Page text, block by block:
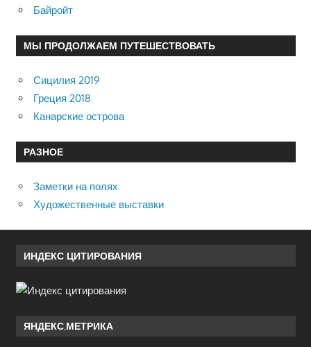
Байройт
МЫ ПРОДОЛЖАЕМ ПУТЕШЕСТВОВАТЬ
Сицилия 2019
Греция 2018
Канарские острова
РАЗНОЕ
Заметки на полях
Художественные выставки
ИНДЕКС ЦИТИРОВАНИЯ
ЯНДЕКС.МЕТРИКА